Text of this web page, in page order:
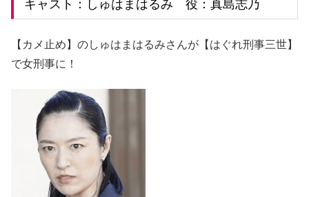
キャスト：しゅはまはるみ 役：真島志乃
【カメ止め】のしゅはまはるみさんが【はぐれ刑事三世】
で女刑事に！